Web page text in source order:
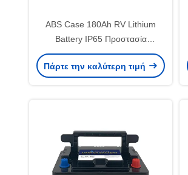
ABS Case 180Ah RV Lithium
Battery IP65 Προστασία
περιβλήματος 10V υπό
προστασία τάσης
Πάρτε την καλύτερη τιμή